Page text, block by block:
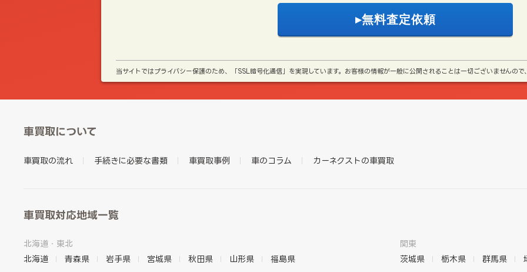
当サイトではプライバシー保護のため、「SSL暗号化通信」を実現しています。お客様の情報が一般に公開されることは一切ございませんの
車買取について
車買取の流れ 手続きに必要な書類 車買取事例 車のコラム カーネクストの車買取
車買取対応地域一覧
北海道・東北
北海道
青森県 岩手県 宮城県 秋田県 山形県 福島県
関東
茨城県
栃木県 群馬県